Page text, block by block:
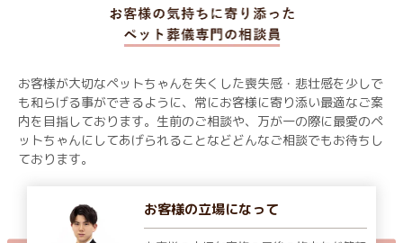
お客様が大切なペットちゃんを失くした喪失感・悲壮感を少しで
も和らげる事ができるように、常にお客様に寄り添い最適なご案
内を目指しております。生前のご相談や、万が一の際に最愛のペ
ットちゃんにしてあげられることなどどんなご相談でもお待ちし
ております。
お客様の立場になって